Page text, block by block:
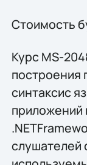
Стоимость
Курс MS-
построения
синтаксис
приложений
слушателей